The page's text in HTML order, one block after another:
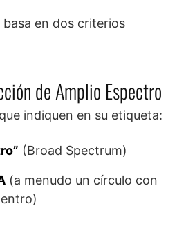
basa en dos criterios
de Amplio Espectro
indiquen en su etiqueta:
(Broad Spectrum)
(a menudo un círculo con